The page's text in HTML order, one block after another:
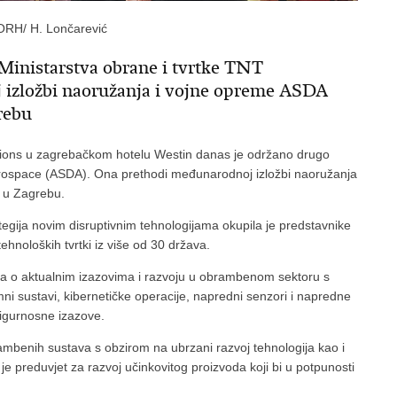
H. Lončarević
obrane i tvrtke TNT
naoružanja i vojne opreme ASDA
u zagrebačkom hotelu Westin danas je održano drugo
(ASDA). Ona prethodi međunarodnoj izložbi naoružanja
Zagrebu.
novim disruptivnim tehnologijama okupila je predstavnike
tvrtki iz više od 30 država.
o aktualnim izazovima i razvoju u obrambenom sektoru s
sustavi, kibernetičke operacije, napredni senzori i napredne
izazove.
sustava s obzirom na ubrzani razvoj tehnologija kao i
preduvjet za razvoj učinkovitog proizvoda koji bi u potpunosti